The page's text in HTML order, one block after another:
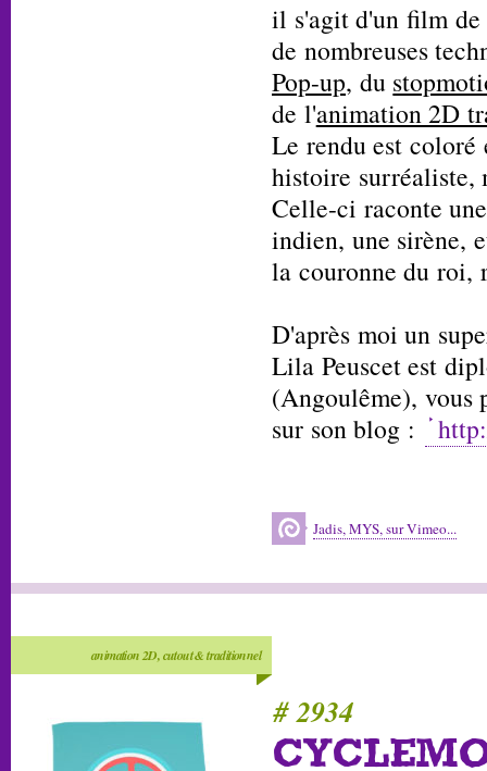
il s'agit d'un film
de nombreuses
Pop-up, du
de l'animation 2D
Le rendu est
histoire surréaliste,
Celle-ci raconte
indien, une sirène,
la couronne du roi,
D'après moi un
Lila Peuscet est
(Angoulême), vous
sur son blog :
Jadis, MYS, sur Vimeo...
animation 2D, cutout & traditionnel
# 2934